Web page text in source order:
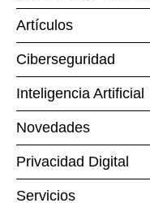
Artículos
Ciberseguridad
Inteligencia Artificial
Novedades
Privacidad Digital
Servicios